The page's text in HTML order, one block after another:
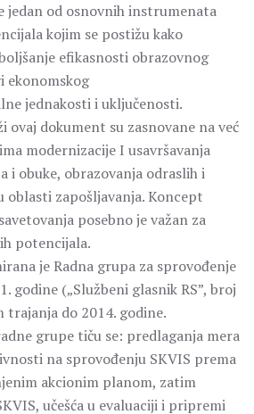
jedan od osnovnih instrumenata
kojim se postižu kako
efikasnosti obrazovnog
ekonomskog
jednakosti i uključenosti.
ovaj dokument su zasnovane na već
modernizacije I usavršavanja
i obuke, obrazovanja odraslih i
oblasti zapošljavanja. Koncept
posebno je važan za
potencijala.
je Radna grupa za sprovođenje
godine („Službeni glasnik RS”, broj
trajanja do 2014. godine.
grupe tiču se: predlaganja mera
na sprovođenju SKVIS prema
akcionim planom, zatim
učešća u evaluaciji i pripremi